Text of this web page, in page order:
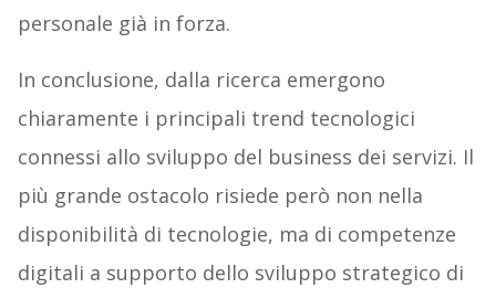
personale già in forza.
In conclusione, dalla ricerca emergono
chiaramente i principali trend tecnologici
connessi allo sviluppo del business dei servizi. Il
più grande ostacolo risiede però non nella
disponibilità di tecnologie, ma di competenze
digitali a supporto dello sviluppo strategico di